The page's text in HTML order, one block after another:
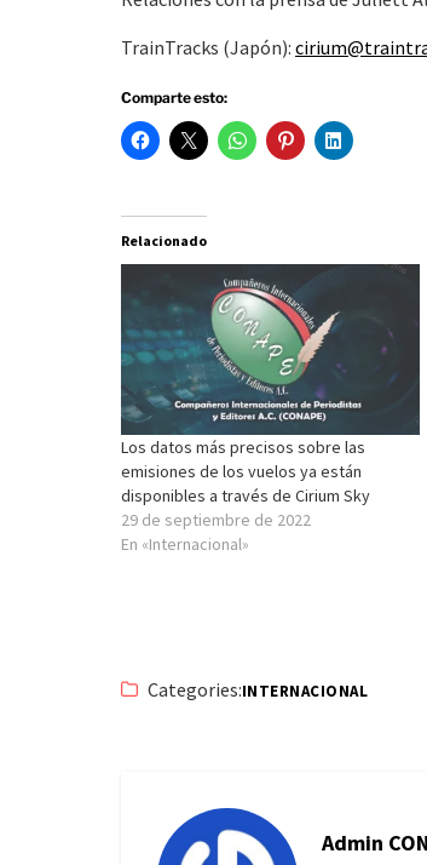
TrainTracks (Japón):
Comparte esto:
Relacionado
Los datos más precisos sobre las
emisiones de los vuelos ya están
disponibles a través de Cirium Sky
29 de septiembre de 2022
En «Internacional»
Categories:INTERNACIONAL
Admin